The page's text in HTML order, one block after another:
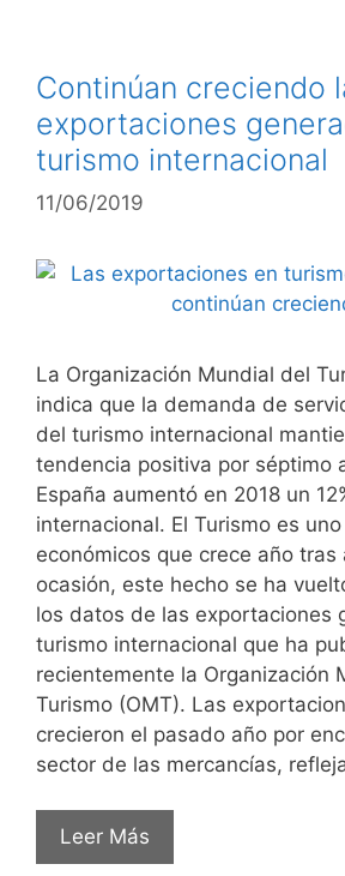
Continúan creciendo
exportaciones
turismo internacional
11/06/2019
La Organización Mundial del
indica que la demanda de
del turismo internacional
tendencia positiva por séptimo
España aumentó en 2018 un
internacional. El Turismo es
económicos que crece año tras
ocasión, este hecho se ha
los datos de las exportaciones
turismo internacional que ha
recientemente la Organización
Turismo (OMT). Las
crecieron el pasado año por
sector de las mercancías,
Leer Más